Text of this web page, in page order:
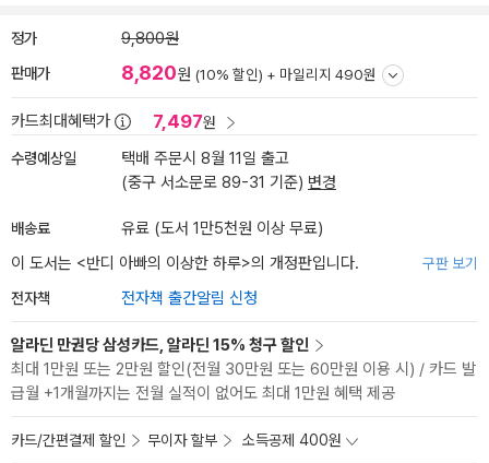
정가 9,800원
판매가 8,820원 (10% 할인) + 마일리지 490원
카드최대혜택가 7,497원
수령예상일
택배 주문시 8월 11일 출고
(중구 서소문로 89-31 기준) 변경
배송료
유료 (도서 1만5천원 이상 무료)
이 도서는 <반디 아빠의 이상한 하루>의 개정판입니다. 구판 보기
전자책 전자책 출간알림 신청
알라딘 만권당 삼성카드, 알라딘 15% 청구 할인
최대 1만원 또는 2만원 할인(전월 30만원 또는 60만원 이용 시) / 카드 발
급월 +1개월까지는 전월 실적이 없어도 최대 1만원 혜택 제공
카드/간편결제 할인 무이자 할부 소득공제 400원